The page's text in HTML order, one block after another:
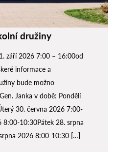
družiny
září 2026 7:00 – 16:00od
informace a
bude možno
Janka v době: Pondělí
30. června 2026 7:00-
10:30Pátek 28. srpna
2026 8:00-10:30 […]